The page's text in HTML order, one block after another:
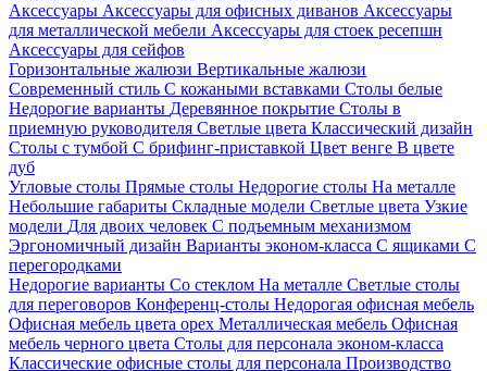
Аксессуары Аксессуары для офисных диванов Аксессуары
для металлической мебели Аксессуары для стоек ресепшн
Аксессуары для сейфов
Горизонтальные жалюзи Вертикальные жалюзи
Современный стиль С кожаными вставками Столы белые
Недорогие варианты Деревянное покрытие Столы в
приемную руководителя Светлые цвета Классический дизайн
Столы с тумбой С брифинг-приставкой Цвет венге В цвете
дуб
Угловые столы Прямые столы Недорогие столы На металле
Небольшие габариты Складные модели Светлые цвета Узкие
модели Для двоих человек С подъемным механизмом
Эргономичный дизайн Варианты эконом-класса С ящиками С
перегородками
Недорогие варианты Со стеклом На металле Светлые столы
для переговоров Конференц-столы Недорогая офисная мебель
Офисная мебель цвета орех Металлическая мебель Офисная
мебель черного цвета Столы для персонала эконом-класса
Классические офисные столы для персонала Производство